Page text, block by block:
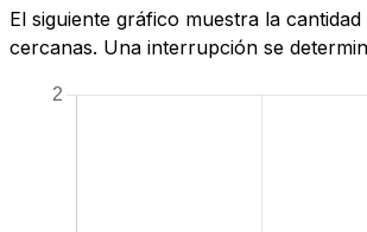
El siguiente gráfico muestra la
cercanas. Una interrupción se